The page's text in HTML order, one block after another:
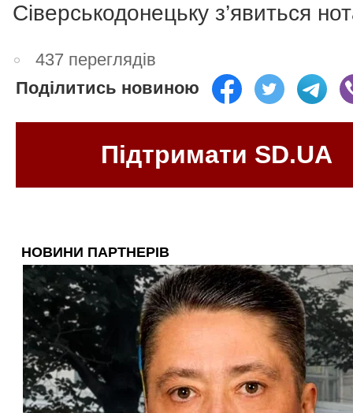
Сіверськодонецьку з’явиться
437 переглядів
Поділитись новиною
Підтримати SD.UA